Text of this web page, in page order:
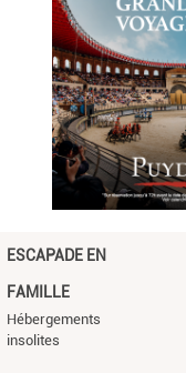
ESCAPADE EN
FAMILLE
Hébergements
insolites